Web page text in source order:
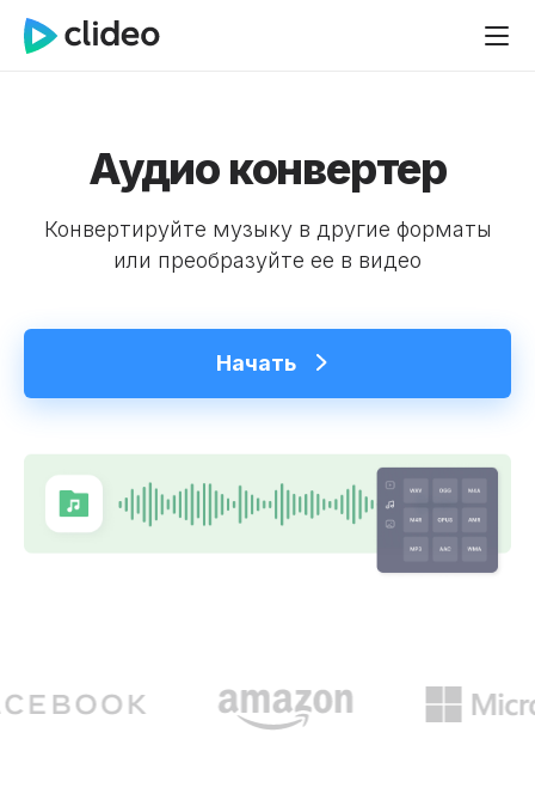
Аудио конвертер
Конвертируйте музыку в другие форматы
или преобразуйте ее в видео
Начать